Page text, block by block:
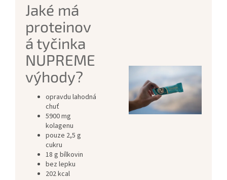
Jaké má
proteinov
á tyčinka
NUPREME
výhody?
opravdu lahodná
chuť
5900 mg
kolagenu
pouze 2,5 g
cukru
18 g bílkovin
bez lepku
202 kcal